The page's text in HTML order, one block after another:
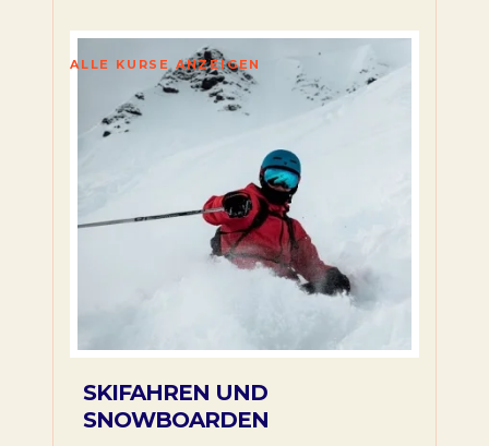
SKIFAHREN UND
SNOWBOARDEN
ALLE KURSE ANZEIGEN